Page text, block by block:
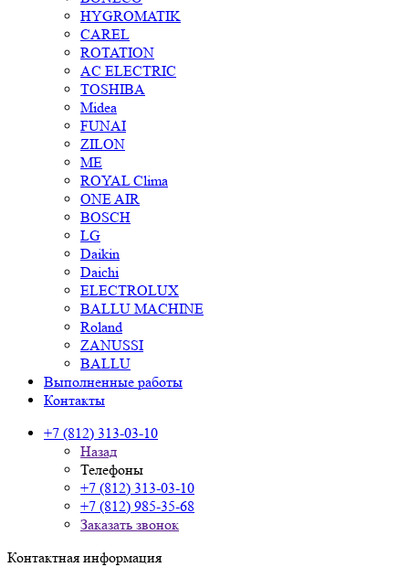
HYGROMATIK
CAREL
ROTATION
AC ELECTRIC
TOSHIBA
Midea
FUNAI
ZILON
ME
ROYAL Clima
ONE AIR
BOSCH
LG
Daikin
Daichi
ELECTROLUX
BALLU MACHINE
Roland
ZANUSSI
BALLU
Выполненные работы
Контакты
+7 (812) 313-03-10
Назад
Телефоны
+7 (812) 313-03-10
+7 (812) 985-35-68
Заказать звонок
Контактная информация